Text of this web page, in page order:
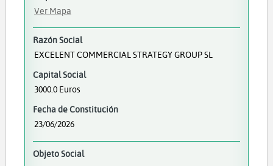
Ver Mapa
Razón Social
EXCELENT COMMERCIAL STRATEGY GROUP SL
Capital Social
3000.0 Euros
Fecha de Constitución
23/06/2026
Objeto Social